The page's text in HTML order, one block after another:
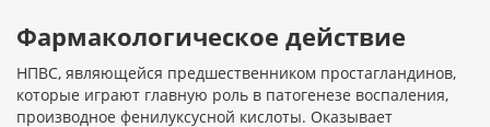
Фармакологическое действие
НПВС, являющейся предшественником простагландинов,
которые играют главную роль в патогенезе воспаления,
производное фенилуксусной кислоты. Оказывает